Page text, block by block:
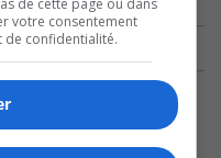
de cette page ou dans
votre consentement
de confidentialité.